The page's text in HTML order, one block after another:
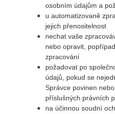
osobním údajům a
u automatizovaně
jejich přenositelnost
nechat vaše
nebo opravit,
zpracování
požadovat po
údajů, pokud se
Správce povinen
příslušných právních
na účinnou soudní